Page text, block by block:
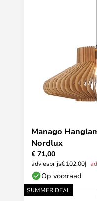
Manago
Nordlux
€ 71,00
adviesprijs€ 102,00
Op voorraad
SUMMER DEAL